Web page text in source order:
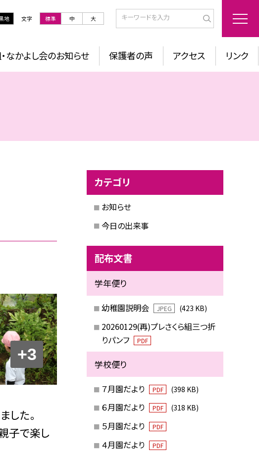
地 文字 標準 中 大
なかよし会のお知らせ 保護者の声 アクセス リンク
+3
た。
子で楽し
カテゴリ
お知らせ
今日の出来事
配布文書
学年便り
幼稚園説明会 JPEG (423 KB)
20260129(再)プレさくら組三つ折
りパンフ
PDF
学校便り
７月園だより PDF (398 KB)
６月園だより PDF (318 KB)
５月園だより PDF
４月園だより PDF